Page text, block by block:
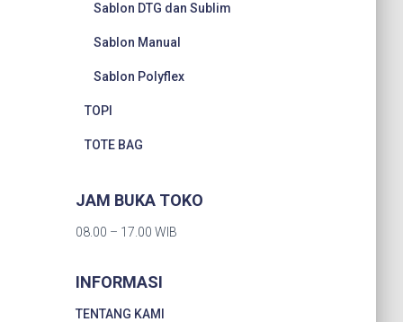
Sablon DTG dan Sublim
Sablon Manual
Sablon Polyflex
TOPI
TOTE BAG
JAM BUKA TOKO
08.00 – 17.00 WIB
INFORMASI
TENTANG KAMI